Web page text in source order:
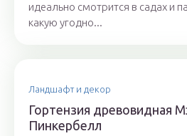
идеально смотрится в садах и
какую угодно...
Ландшафт и декор
Гортензия древовидная
Пинкербелл